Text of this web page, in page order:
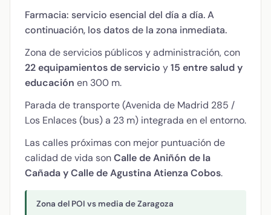
Farmacia: servicio esencial del día a día. A
continuación, los datos de la zona inmediata.
Zona de servicios públicos y administración, con
22 equipamientos de servicio y15 entre salud y
educación en 300 m.
Parada de transporte (Avenida de Madrid 285 /
Los Enlaces (bus) a 23 m) integrada en el entorno.
Las calles próximas con mejor puntuación de
calidad de vida sonCalle de Aniñón de la
Cañada y Calle de Agustina Atienza Cobos.
Zona del POI vs media de Zaragoza